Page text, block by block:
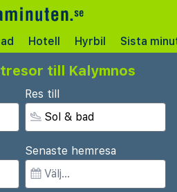
Hotell Hyrbil Sista
till Kalymnos
Res till
Senaste hemresa